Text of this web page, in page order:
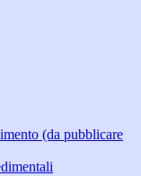
(da pubblicare